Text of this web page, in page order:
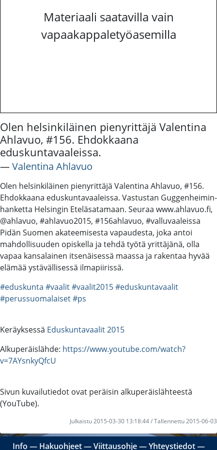
Materiaali saatavilla vain
vapaakappaletyöasemilla
Olen helsinkiläinen pienyrittäjä Valentina
Ahlavuo, #156. Ehdokkaana
eduskuntavaaleissa.
―Valentina Ahlavuo
Olen helsinkiläinen pienyrittäjä Valentina Ahlavuo, #156.
Ehdokkaana eduskuntavaaleissa. Vastustan Guggenheimin-
hanketta Helsingin Eteläsatamaan. Seuraa www.ahlavuo.fi,
@ahlavuo, ‪#‎ahlavuo2015‬, ‪#‎156ahlavuo‬, ‪#‎valluvaaleissa‬
Pidän Suomen akateemisesta vapaudesta, joka antoi
mahdollisuuden opiskella ja tehdä työtä yrittäjänä, olla
vapaa kansalainen itsenäisessä maassa ja rakentaa hyvää
elämää ystävällisessä ilmapiirissä.
#eduskunta #vaalit#vaalit2015#eduskuntavaalit
#perussuomalaiset#ps
Keräyksessä Eduskuntavaalit 2015
Alkuperäislähde: https://www.youtube.com/watch?
v=7AYsnkyQfcU
Sivun kuvailutiedot ovat peräisin alkuperäislähteestä
(YouTube).
Julkaistu 2015-03-30 13:18:44 / Tallennettu 2015-06-03
Info ― Hakuohjeet―Viittausohje―Yhteystiedot―